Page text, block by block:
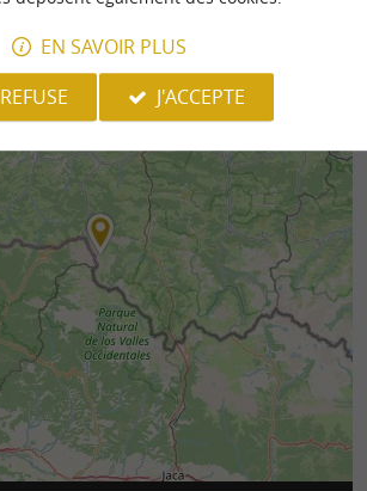
EN SAVOIR PLUS
J'ACCEPTE